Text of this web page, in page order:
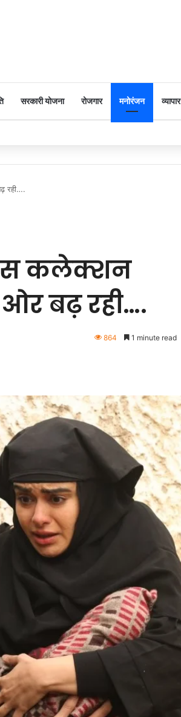
सरकारी योजना रोजगार मनोरंजन व्यापार
रही….
कलेक्शन
बढ़ रही….
864 1 minute read